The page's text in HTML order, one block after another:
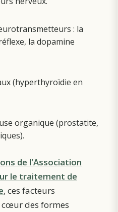
: la
la dopamine
(hyperthyroïdie en
organique (prostatite,
de l'Association
le traitement de
, ces facteurs
des formes